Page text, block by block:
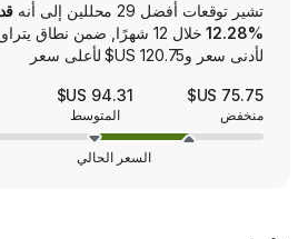
قد يزيد السعر بمقدار
خلال 12 شهرًا, ضمن نطاق يتراوح بين ‏75.75 US$
94.31 US$
المتوسط
مرتفع